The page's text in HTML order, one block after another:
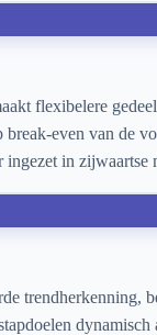
flexibelere
break-even van de
in zijwaartse
trendherkenning,